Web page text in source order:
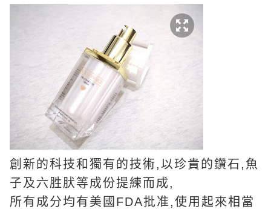
創新的科技和獨有的技術,以珍貴的鑽石,魚
子及六胜肰等成份提練而成,
所有成分均有美國FDA批准,使用起來相當